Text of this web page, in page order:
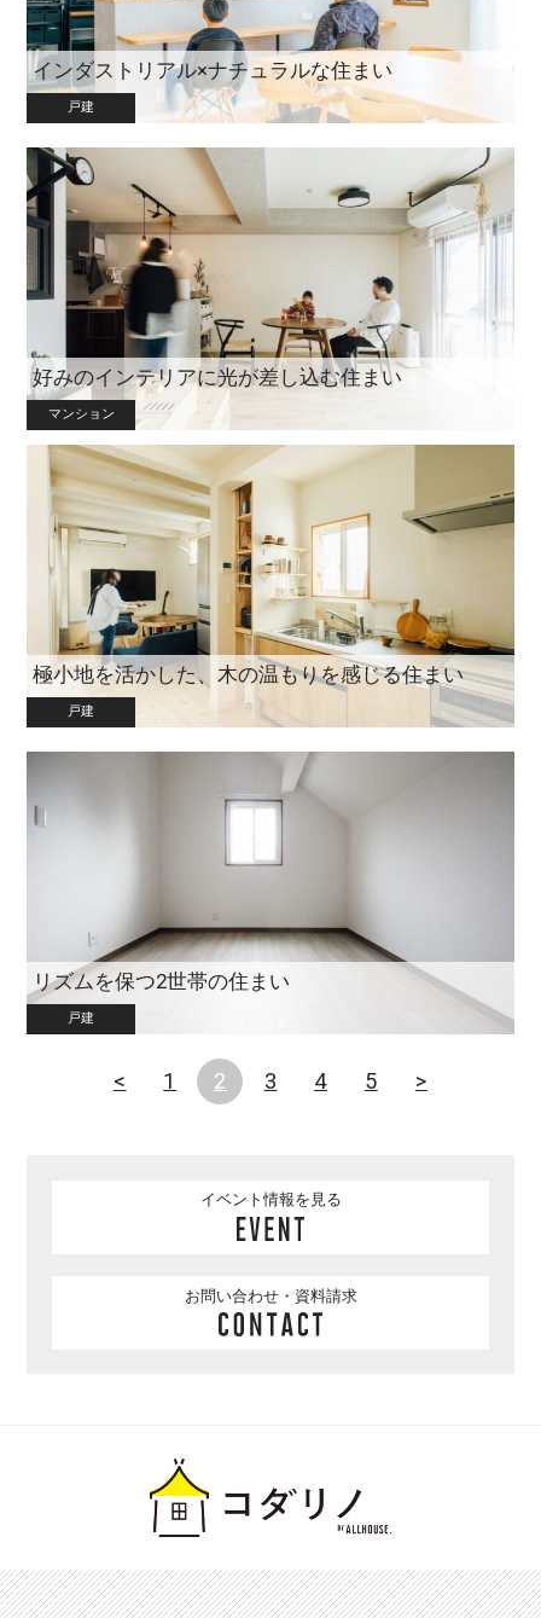
インダストリアル×ナチュラルな住まい
戸建
好みのインテリアに光が差し込む住まい
マンション
極小地を活かした、木の温もりを感じる住まい
戸建
リズムを保つ2世帯の住まい
戸建
< 1 2 3 4 5 >
イベント情報を見る
お問い合わせ・資料請求